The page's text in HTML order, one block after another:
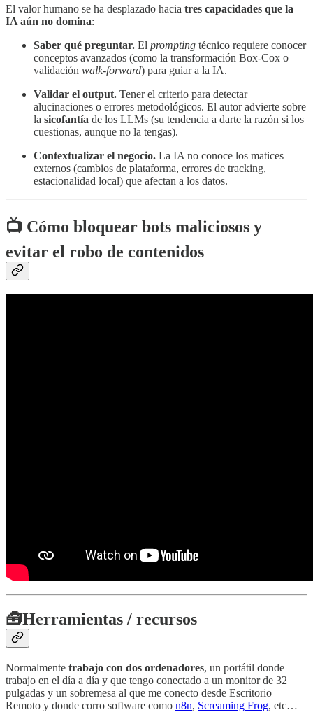
El valor humano se ha desplazado hacia tres capacidades que la
IA aún no domina:
Saber qué preguntar. El prompting técnico requiere conocer
conceptos avanzados (como la transformación Box-Cox o
validación walk-forward) para guiar a la IA.
Validar el output. Tener el criterio para detectar
alucinaciones o errores metodológicos. El autor advierte sobre
la sicofantía de los LLMs (su tendencia a darte la razón si los
cuestionas, aunque no la tengas).
Contextualizar el negocio. La IA no conoce los matices
externos (cambios de plataforma, errores de tracking,
estacionalidad local) que afectan a los datos.
📺 Cómo bloquear bots maliciosos y
evitar el robo de contenidos
🧰Herramientas / recursos
Normalmente trabajo con dos ordenadores, un portátil donde
trabajo en el día a día y que tengo conectado a un monitor de 32
pulgadas y un sobremesa al que me conecto desde Escritorio
Remoto y donde corro software como n8n, Screaming Frog, etc…